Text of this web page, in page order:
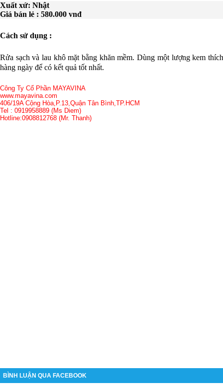
Xuất xứ: Nhật
Giá bán lẻ : 580.000 vnđ
Cách sử dụng :
Rửa sạch và lau khô mặt bằng khăn mềm. Dùng một lượng kem
hàng ngày để có kết quả tốt nhất.
Công Ty Cổ Phần MAYAVINA
www.mayavina.com
406/19A Cộng Hòa,P.13,Quận Tân Bình,TP.HCM
Tel : 0919958889 (Ms Diem)
Hotline:0908812768 (Mr. Thanh)
BÌNH LUẬN QUA FACEBOOK